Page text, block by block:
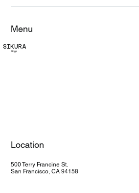
uzņēmumiem
Menu
Blogs
SIKURA
Location
500 Terry Francine St.
San Francisco, CA 94158